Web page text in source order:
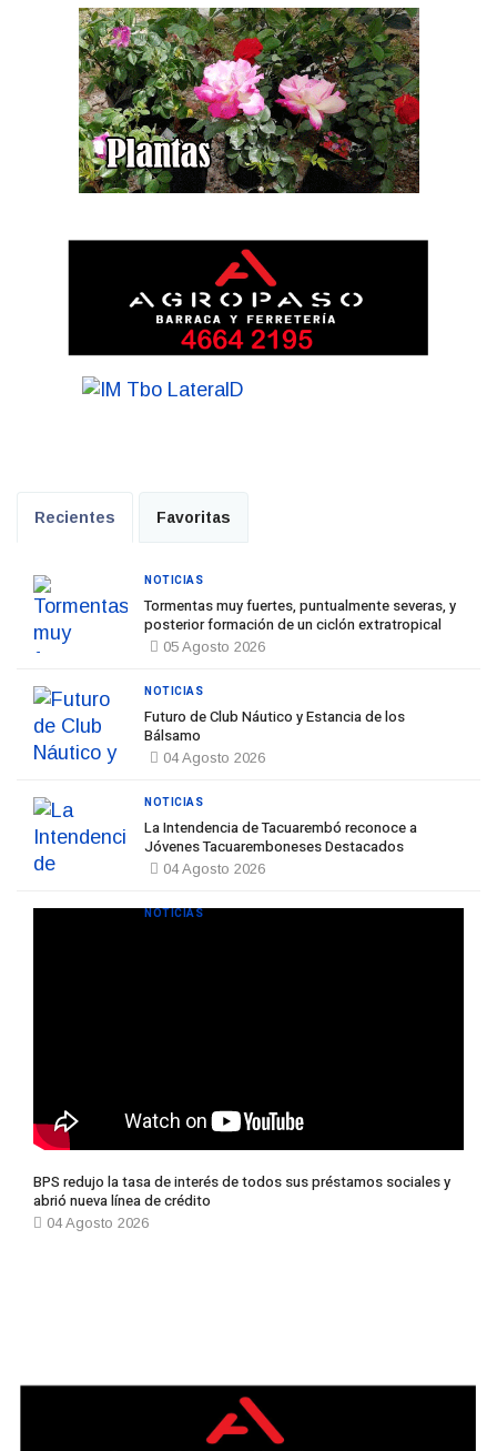
Recientes Favoritas
Tormentas muy fuertes, puntualmente severas, y
posterior formación de un ciclón extratropical
05 Agosto 2026
NOTICIAS
Futuro de Club Náutico y Estancia de los
Bálsamo
04 Agosto 2026
NOTICIAS
La Intendencia de Tacuarembó reconoce a
Jóvenes Tacuaremboneses Destacados
04 Agosto 2026
NOTICIAS
BPS redujo la tasa de interés de todos sus préstamos sociales y
abrió nueva línea de crédito
04 Agosto 2026
NOTICIAS